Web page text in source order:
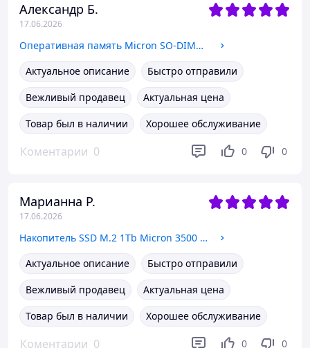
Александр Б.
17.06.2026
Оперативная память Micron SO-DIMM DDR5 32Gb 5600MHz (MTC16C2085S1SC56BD1NC), NEW
Актуальное описание
Быстро отправили
Вежливый продавец
Актуальная цена
Товар был в наличии
Хорошее обслуживание
Коментарии 0 0 0
Марианна Р.
17.06.2026
Накопитель SSD M.2 1Tb Micron 3500 2280 NVMe PCIe 4.0 x4 (MTFDKBA1T0TGD) OEM NEW
Актуальное описание
Быстро отправили
Вежливый продавец
Актуальная цена
Товар был в наличии
Хорошее обслуживание
Коментарии 0 0 0